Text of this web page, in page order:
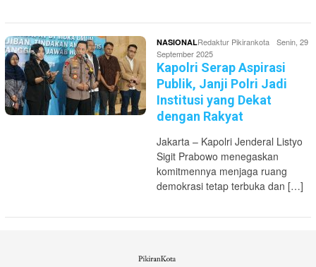
NASIONALRedaktur Pikirankota
Senin, 29
September 2025
Kapolri Serap Aspirasi
Publik, Janji Polri Jadi
Institusi yang Dekat
dengan Rakyat
Jakarta – Kapolri Jenderal Listyo
Sigit Prabowo menegaskan
komitmennya menjaga ruang
demokrasi tetap terbuka dan […]